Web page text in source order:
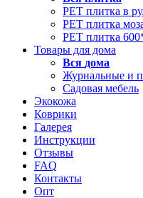
РЕТ плитка в
РЕТ плитка
РЕТ плитка
Товары для дома
Вся дома
Журнальные и
Садовая мебель
Экокожа
Коврики
Галерея
Инструкции
Отзывы
FAQ
Контакты
Опт